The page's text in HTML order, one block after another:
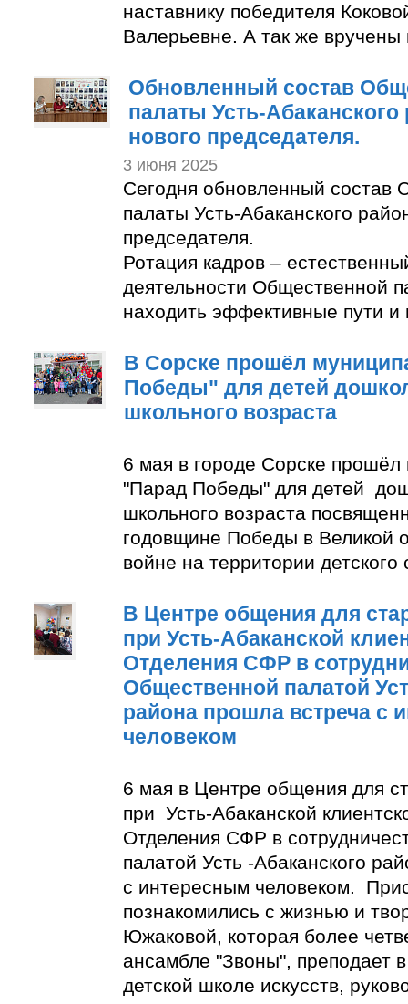
наставнику победителя
Валерьевне. А так же вручены
Обновленный состав
палаты Усть-
нового председателя.
3 июня 2025
Сегодня обновленный состав
палаты Усть-Абаканского
председателя.
Ротация кадров –
деятельности Общественной
находить эффективные пути
В Сорске прошёл
Победы" для детей
школьного возраста
6 мая в городе Сорске
"Парад Победы" для детей
школьного возраста
годовщине Победы в Великой
войне на территории
В Центре общения для
при Усть-Абаканской
Отделения СФР в
Общественной палатой
района прошла встреча с
человеком
6 мая в Центре общения для
при Усть-Абаканской
Отделения СФР в
палатой Усть -Абаканского
с интересным человеком.
познакомились с жизнью и
Южаковой, которая более
ансамбле "Звоны", преподает
детской школе искусств,